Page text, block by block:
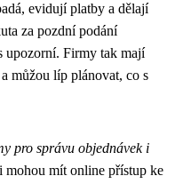
evidují platby a dělají
za pozdní podání
upozorní. Firmy tak mají
můžou líp plánovat, co s
pro správu objednávek i
mohou mít online přístup ke